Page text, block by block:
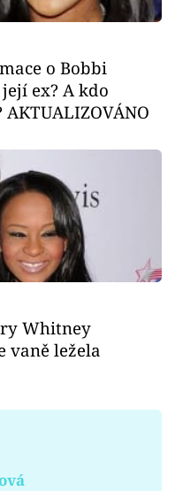
o Bobbi
ex? A kdo
Whitney
vaně ležela